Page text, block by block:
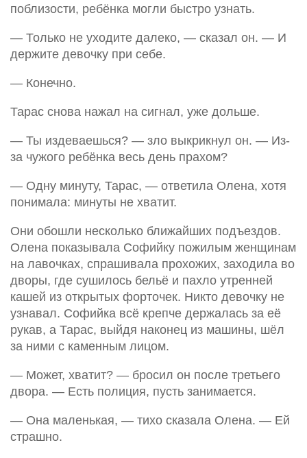
поблизости, ребёнка могли быстро узнать.
— Только не уходите далеко, — сказал он. — И
держите девочку при себе.
— Конечно.
Тарас снова нажал на сигнал, уже дольше.
— Ты издеваешься? — зло выкрикнул он. — Из-
за чужого ребёнка весь день прахом?
— Одну минуту, Тарас, — ответила Олена, хотя
понимала: минуты не хватит.
Они обошли несколько ближайших подъездов.
Олена показывала Софийку пожилым женщинам
на лавочках, спрашивала прохожих, заходила во
дворы, где сушилось бельё и пахло утренней
кашей из открытых форточек. Никто девочку не
узнавал. Софийка всё крепче держалась за её
рукав, а Тарас, выйдя наконец из машины, шёл
за ними с каменным лицом.
— Может, хватит? — бросил он после третьего
двора. — Есть полиция, пусть занимается.
— Она маленькая, — тихо сказала Олена. — Ей
страшно.